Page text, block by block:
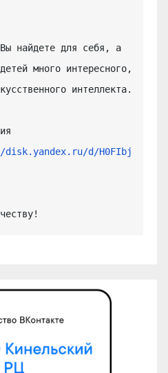
найдете для себя, а
много интересного,
интеллекта.
d/H0FIbj